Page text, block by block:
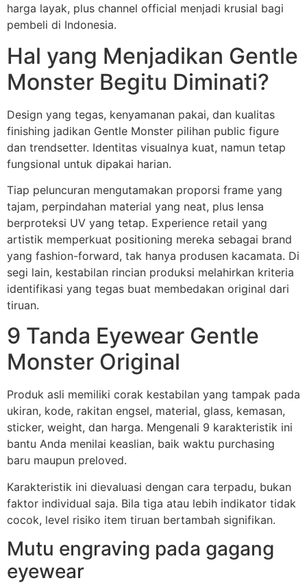
harga layak, plus channel official menjadi krusial bagi
pembeli di Indonesia.
Hal yang Menjadikan Gentle
Monster Begitu Diminati?
Design yang tegas, kenyamanan pakai, dan kualitas
finishing jadikan Gentle Monster pilihan public figure
dan trendsetter. Identitas visualnya kuat, namun tetap
fungsional untuk dipakai harian.
Tiap peluncuran mengutamakan proporsi frame yang
tajam, perpindahan material yang neat, plus lensa
berproteksi UV yang tetap. Experience retail yang
artistik memperkuat positioning mereka sebagai brand
yang fashion-forward, tak hanya produsen kacamata. Di
segi lain, kestabilan rincian produksi melahirkan kriteria
identifikasi yang tegas buat membedakan original dari
tiruan.
9 Tanda Eyewear Gentle
Monster Original
Produk asli memiliki corak kestabilan yang tampak pada
ukiran, kode, rakitan engsel, material, glass, kemasan,
sticker, weight, dan harga. Mengenali 9 karakteristik ini
bantu Anda menilai keaslian, baik waktu purchasing
baru maupun preloved.
Karakteristik ini dievaluasi dengan cara terpadu, bukan
faktor individual saja. Bila tiga atau lebih indikator tidak
cocok, level risiko item tiruan bertambah signifikan.
Mutu engraving pada gagang
eyewear